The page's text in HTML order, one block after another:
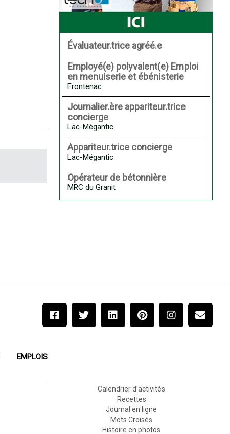
Évaluateur.trice agréé.e
Employé(e) polyvalent(e) Emploi
en menuiserie et ébénisterie
Frontenac
Journalier.ère appariteur.trice
concierge
Lac-Mégantic
Appariteur.trice concierge
Lac-Mégantic
Opérateur de bétonnière
MRC du Granit
EMPLOIS
Calendrier d'activités
Recettes
Journal en ligne
Mots Croisés
Histoire en photos